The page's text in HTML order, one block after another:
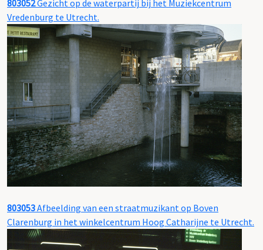
803052Gezicht op de waterpartij bij het Muziekcentrum
Vredenburg te Utrecht.
803053Afbeelding van een straatmuzikant op Boven
Clarenburg in het winkelcentrum Hoog Catharijne te Utrecht.